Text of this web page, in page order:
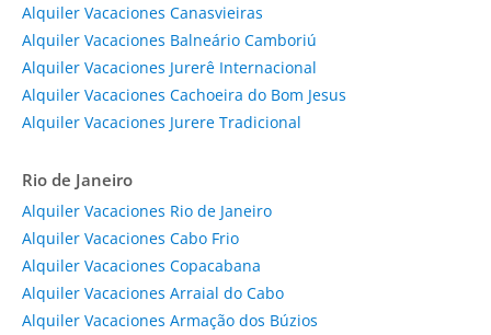
Alquiler Vacaciones Canasvieiras
Alquiler Vacaciones Balneário Camboriú
Alquiler Vacaciones Jurerê Internacional
Alquiler Vacaciones Cachoeira do Bom Jesus
Alquiler Vacaciones Jurere Tradicional
Rio de Janeiro
Alquiler Vacaciones Rio de Janeiro
Alquiler Vacaciones Cabo Frio
Alquiler Vacaciones Copacabana
Alquiler Vacaciones Arraial do Cabo
Alquiler Vacaciones Armação dos Búzios